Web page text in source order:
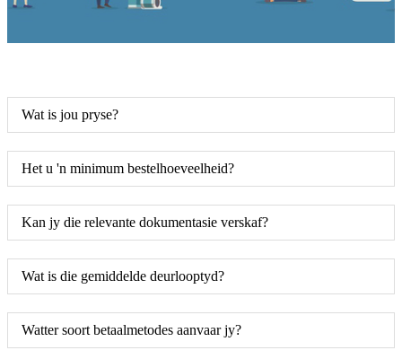
Wat is jou pryse?
Het u 'n minimum bestelhoeveelheid?
Kan jy die relevante dokumentasie verskaf?
Wat is die gemiddelde deurlooptyd?
Watter soort betaalmetodes aanvaar jy?